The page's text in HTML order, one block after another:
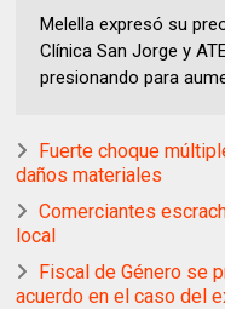
Melella expresó su
Clínica San Jorge y
presionando para
Fuerte choque
daños materiales
Comerciantes
local
Fiscal de Género se
acuerdo en el caso del